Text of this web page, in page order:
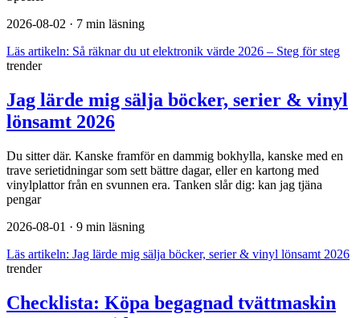
2026-08-02 · 7 min läsning
Läs artikeln: Så räknar du ut elektronik värde 2026 – Steg för steg
trender
Jag lärde mig sälja böcker, serier & vinyl
lönsamt 2026
Du sitter där. Kanske framför en dammig bokhylla, kanske med en
trave serietidningar som sett bättre dagar, eller en kartong med
vinylplattor från en svunnen era. Tanken slår dig: kan jag tjäna
pengar
2026-08-01 · 9 min läsning
Läs artikeln: Jag lärde mig sälja böcker, serier & vinyl lönsamt 2026
trender
Checklista: Köpa begagnad tvättmaskin